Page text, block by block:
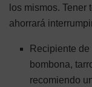
los mismos.
ahorrará
Recipiente
bombona,
recomiendo